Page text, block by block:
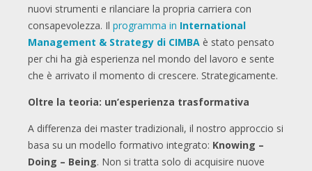
nuovi strumenti e rilanciare la propria carriera con
consapevolezza. Il programma in International
Management & Strategy di CIMBA è stato pensato
per chi ha già esperienza nel mondo del lavoro e sente
che è arrivato il momento di crescere. Strategicamente.
Oltre la teoria: un’esperienza trasformativa
A differenza dei master tradizionali, il nostro approccio si
basa su un modello formativo integrato: Knowing –
Doing – Being. Non si tratta solo di acquisire nuove